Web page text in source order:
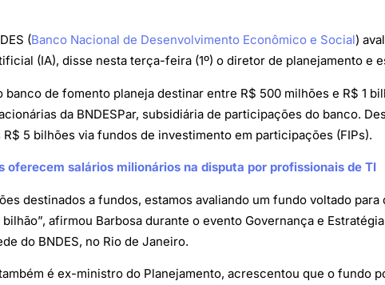
(Banco Nacional de Desenvolvimento Econômico e Social)
(IA), disse nesta terça-feira (1º) o diretor de planejamento e
banco de fomento planeja destinar entre R$ 500 milhões e R$ 1
da BNDESPar, subsidiária de participações do banco.
5 bilhões via fundos de investimento em participações (FIPs).
oferecem salários milionários na disputa por profissionais de TI
destinados a fundos, estamos avaliando um fundo voltado
bilhão”, afirmou Barbosa durante o evento Governança e
do BNDES, no Rio de Janeiro.
é ex-ministro do Planejamento, acrescentou que o fundo